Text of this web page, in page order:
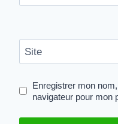
Site
Enregistrer mon
navigateur pour mon